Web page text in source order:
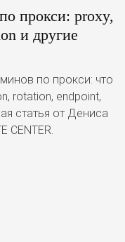
прокси: proxy,
и другие
по прокси: что
rotation, endpoint,
статья от Дениса
CENTER.